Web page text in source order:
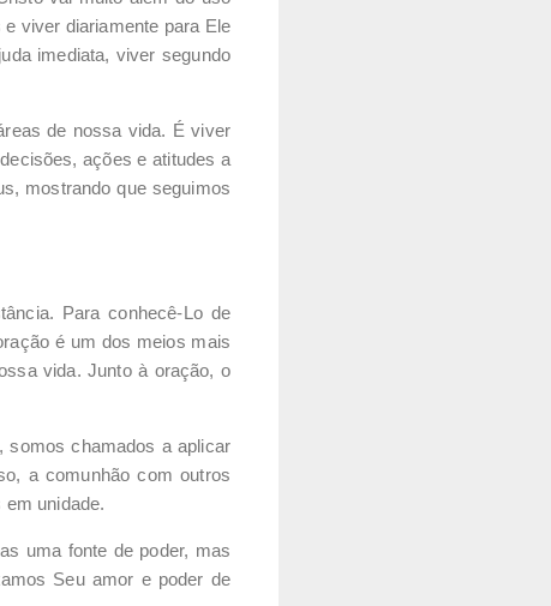
viver diariamente para Ele
imediata, viver segundo
de nossa vida. É viver
ações e atitudes a
mostrando que seguimos
Para conhecê-Lo de
é um dos meios mais
vida. Junto à oração, o
somos chamados a aplicar
a comunhão com outros
unidade.
uma fonte de poder, mas
Seu amor e poder de